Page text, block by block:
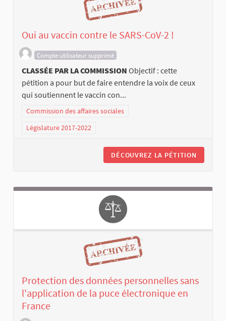
Oui au vaccin contre le SARS-CoV-2 !
Compte utilisateur supprimé
CLASSÉE PAR LA COMMISSION Objectif : cette
pétition a pour but de faire entendre la voix de ceux
qui soutiennent le vaccin con...
Commission des affaires sociales
Législature 2017-2022
DÉCOUVREZ LA PÉTITION
Protection des données personnelles sans
l'application de la puce électronique en
France